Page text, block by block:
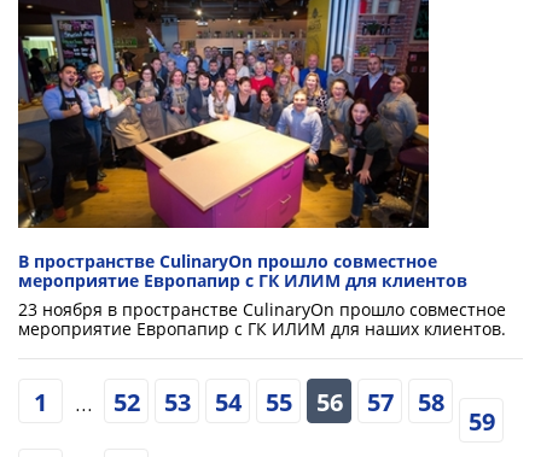
В пространстве CulinaryOn прошло совместное
мероприятие Европапир с ГК ИЛИМ для клиентов
23 ноября в пространстве CulinaryOn прошло совместное
мероприятие Европапир с ГК ИЛИМ для наших клиентов.
1 ... 52 53 54 55 56 57 58
59